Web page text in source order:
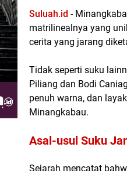
Suluah.id -
matrilinealnya yang
cerita yang jarang
Tidak seperti suku
Piliang dan Bodi
penuh warna, dan
Minangkabau.
Asal-usul Suku
Sejarah mencatat